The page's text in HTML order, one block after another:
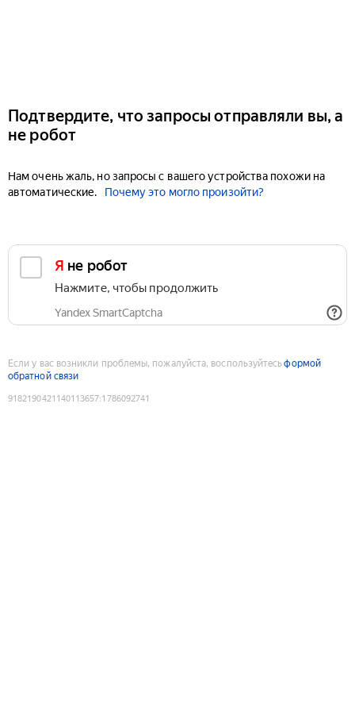
Подтвердите, что запросы отправляли вы, а
не робот
Нам очень жаль, но запросы с вашего устройства похожи на
автоматические.
Почему это могло произойти?
Я не робот
Нажмите, чтобы продолжить
Yandex SmartCaptcha
Если у вас возникли проблемы, пожалуйста, воспользуйтесьформой
обратной связи
9182190421140113657:1786092741